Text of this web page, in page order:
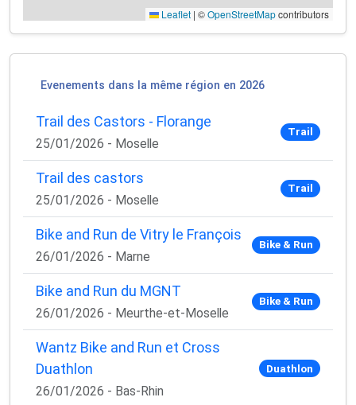
×
🚴‍♂️ Rejoignez la communauté des coureurs
et triathlètes passionnés
Rejoignez des milliers de sportifs passionnés et
recevez chaque mois :
✅ Des conseils d'entraînement exclusifs
✅ Des astuces de pros pour progresser plus vite
✅ Les dernières tendances matos & nutrition
✅ Descodes promo et bons plans
Leaflet | ©OpenStreetMapcontributors
Evenements dans la même région en 2026
Trail des Castors - Florange
25/01/2026 - Moselle
Trail
Trail des castors
25/01/2026 - Moselle
Trail
Bike and Run de Vitry le François
26/01/2026 - Marne
Bike & Run
Bike and Run du MGNT
26/01/2026 - Meurthe-et-Moselle
Bike & Run
Wantz Bike and Run et Cross
Duathlon
26/01/2026 - Bas-Rhin
Duathlon